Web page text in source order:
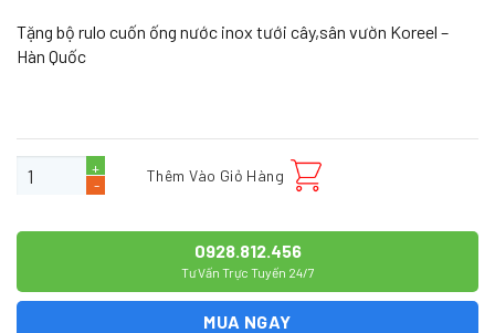
Tặng bộ rulo cuốn ống nước inox tưới cây,sân vườn Koreel –
Hàn Quốc
Bộ lọc tổng cho biệt thự nhập khẩu Clack TB-06 Softener số lượng
Thêm Vào Giỏ Hàng
0928.812.456
Tư Vấn Trực Tuyến 24/7
MUA NGAY